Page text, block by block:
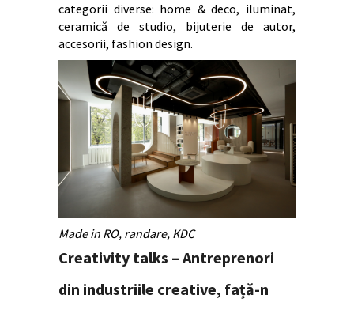
categorii diverse: home & deco, iluminat,
ceramică de studio, bijuterie de autor,
accesorii, fashion design.
Made in RO, randare, KDC
Creativity talks – Antreprenori
din industriile creative, față-n